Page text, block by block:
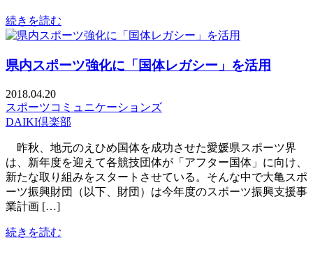
続きを読む
県内スポーツ強化に「国体レガシー」を活用
2018.04.20
スポーツコミュニケーションズ
DAIKI倶楽部
昨秋、地元のえひめ国体を成功させた愛媛県スポーツ界
は、新年度を迎えて各競技団体が「アフター国体」に向け、
新たな取り組みをスタートさせている。そんな中で大亀スポ
ーツ振興財団（以下、財団）は今年度のスポーツ振興支援事
業計画 […]
続きを読む